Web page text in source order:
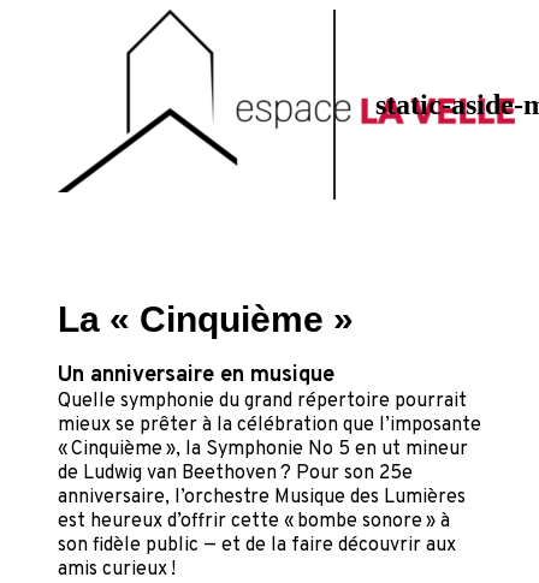
static-aside-
La « Cinquième »
Un anniversaire en musique
Quelle symphonie du grand répertoire pourrait
mieux se prêter à la célébration que l’imposante
« Cinquième », la Symphonie No 5 en ut mineur
de Ludwig van Beethoven ? Pour son 25e
anniversaire, l’orchestre Musique des Lumières
est heureux d’offrir cette « bombe sonore » à
son fidèle public — et de la faire découvrir aux
amis curieux !